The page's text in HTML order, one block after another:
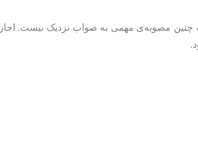
چنین مصوبه‌ی مهمی به صواب نزدیک نیست.